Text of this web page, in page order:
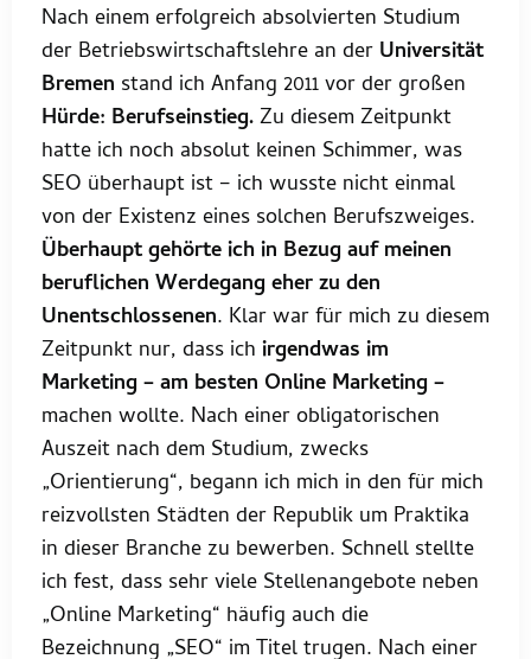
Nach einem erfolgreich absolvierten Studium
der Betriebswirtschaftslehre an der Universität
Bremen stand ich Anfang 2011 vor der großen
Hürde: Berufseinstieg.Zu diesem Zeitpunkt
hatte ich noch absolut keinen Schimmer, was
SEO überhaupt ist – ich wusste nicht einmal
von der Existenz eines solchen Berufszweiges.
Überhaupt gehörte ich in Bezug auf meinen
beruflichen Werdegang eher zu den
Unentschlossenen. Klar war für mich zu diesem
Zeitpunkt nur, dass ich irgendwas im
Marketing – am besten Online Marketing –
machen wollte. Nach einer obligatorischen
Auszeit nach dem Studium, zwecks
„Orientierung“, begann ich mich in den für mich
reizvollsten Städten der Republik um Praktika
in dieser Branche zu bewerben. Schnell stellte
ich fest, dass sehr viele Stellenangebote neben
„Online Marketing“ häufig auch die
Bezeichnung „SEO“ im Titel trugen. Nach einer